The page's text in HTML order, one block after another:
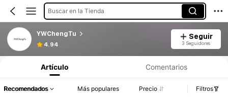
Buscar en la Tienda
YWChengTu
4.94
Seguir
3 Seguidores
Artículo Comentarios
Recomendados Más populares Precio Filtros